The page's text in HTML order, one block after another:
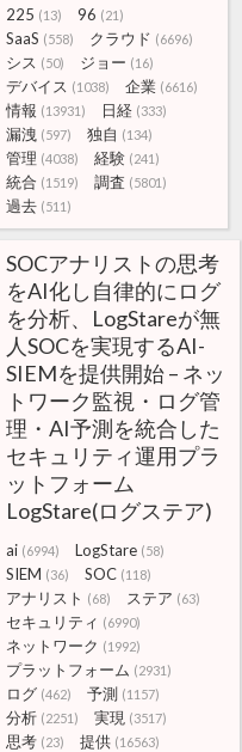
225 (13) 96 (21)
SaaS (558) クラウド (6696)
シス (50) ジョー (16)
デバイス (1038) 企業 (6616)
情報 (13931) 日経 (333)
漏洩 (597) 独自 (134)
管理 (4038) 経験 (241)
統合 (1519) 調査 (5801)
過去 (511)
SOCアナリストの思考
をAI化し自律的にログ
を分析、LogStareが無
人SOCを実現するAI-
SIEMを提供開始 – ネッ
トワーク監視・ログ管
理・AI予測を統合した
セキュリティ運用プラ
ットフォーム
LogStare(ログステア)
ai (6994) LogStare (58)
SIEM (36) SOC (118)
アナリスト (68) ステア (63)
セキュリティ (6990)
ネットワーク (1992)
プラットフォーム (2931)
ログ (462) 予測 (1157)
分析 (2251) 実現 (3517)
思考 (23) 提供 (16563)